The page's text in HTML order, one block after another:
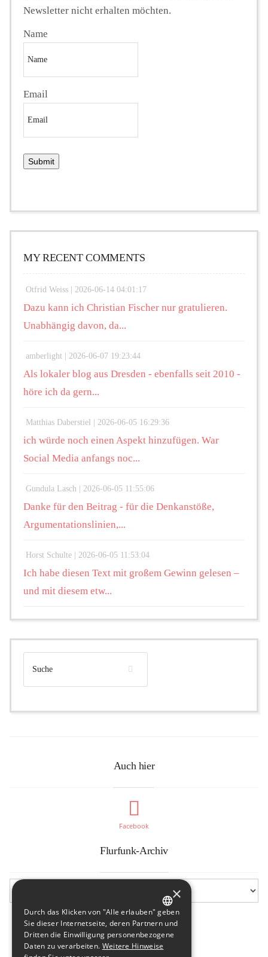
Newsletter nicht erhalten möchten.
Name
Email
MY RECENT COMMENTS
Otfrid Weiss | 2026-06-14 04:01:17
Dazu kann ich Christian Fischer nur gratulieren.
Unabhängig davon, da...
amberlight | 2026-06-07 19:23:44
Als lokaler blog aus Dresden - ebenfalls seit 2010 -
höre ich da gern...
Matthias Daberstiel | 2026-06-05 16:29:36
ich würde noch einen Aspekt hinzufügen. War
Social Media anfangs noc...
Gundula Lasch | 2026-06-05 11:55:06
Danke für den Beitrag - für die Denkanstöße,
Argumentationslinien,...
Horst Schulte | 2026-06-05 11:53:04
Ich habe diesen Text mit großem Gewinn gelesen –
und mit diesem etw...
Auch hier
Facebook
Flurfunk-Archiv
GERMAN
ENGLISH
×
Durch das Klicken von "Alle erlauben" geben
Sie dieser Internetseite, deren Partnern und
Dritten die Einwilligung personenbezogene
Daten zu verarbeiten. Weitere Hinweise